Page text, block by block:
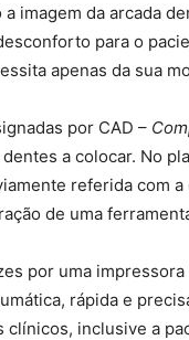
imagem da arcada
para o
apenas da sua
por CAD –
a colocar. No
referida com
de uma
por uma
rápida e
clínicos, inclusive a